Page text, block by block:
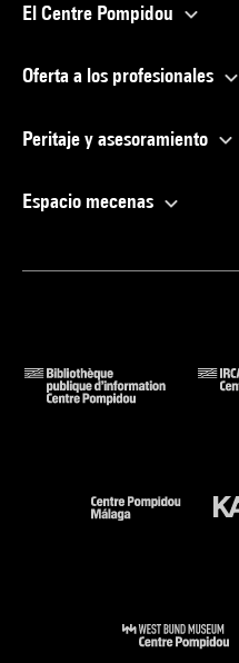
El Centre Pompidou
Oferta a los profesionales
Peritaje y asesoramiento
Espacio mecenas